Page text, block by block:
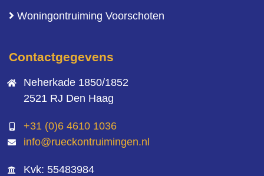
Woningontruiming Voorschoten
Contactgegevens
Neherkade 1850/1852
2521 RJ Den Haag
+31 (0)6 4610 1036
info@rueckontruimingen.nl
Kvk: 55483984